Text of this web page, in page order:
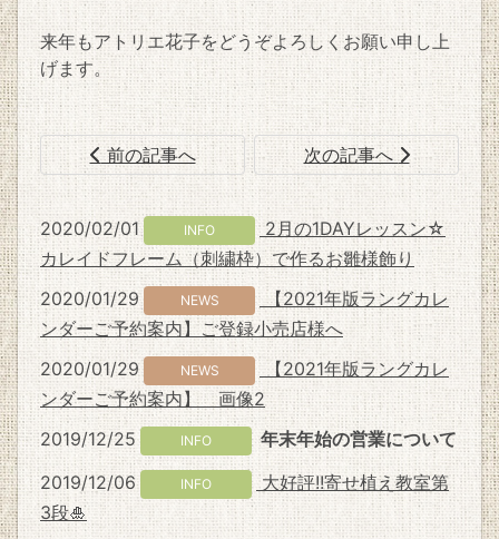
来年もアトリエ花子をどうぞよろしくお願い申し上
げます。
前の記事へ 次の記事へ
2020/02/01 INFO
2月の1DAYレッスン☆
カレイドフレーム（刺繍枠）で作るお雛様飾り
2020/01/29
NEWS
【2021年版ラングカレ
ンダーご予約案内】ご登録小売店様へ
2020/01/29
NEWS
【2021年版ラングカレ
ンダーご予約案内】 画像2
2019/12/25
INFO
年末年始の営業について
2019/12/06
INFO
大好評!!寄せ植え教室第
3段🎍